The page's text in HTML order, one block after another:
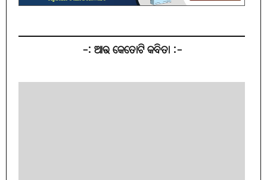
-: ଆଉ କେତୋଟି କବିତା :-